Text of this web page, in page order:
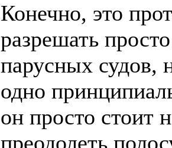
Конечно, это
разрешать
парусных судов,
одно
он просто стоит
преодолеть